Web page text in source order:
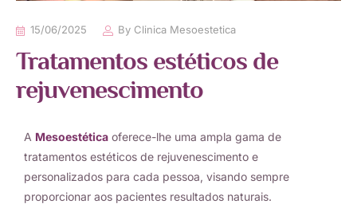
15/06/2025 By Clinica Mesoestetica
Tratamentos estéticos de
rejuvenescimento
A Mesoestética oferece-lhe uma ampla gama de
tratamentos estéticos de rejuvenescimento e
personalizados para cada pessoa, visando sempre
proporcionar aos pacientes resultados naturais.